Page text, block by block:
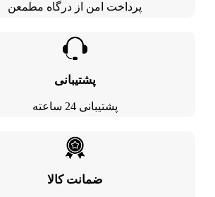
پرداخت امن از درگاه مطمعن
پشتیبانی
پشتیبانی 24 ساعته
ضمانت کالا